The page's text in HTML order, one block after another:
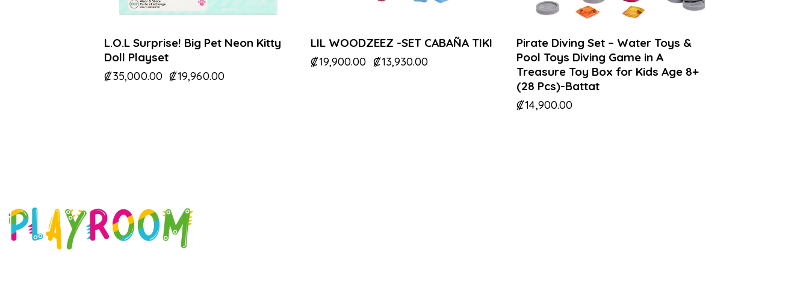
L.O.L Surprise! Big Pet Neon Kitty
Doll Playset
₡35,000.00 ₡19,960.00
LIL WOODZEEZ -SET CABAÑA TIKI
₡19,900.00 ₡13,930.00
Pirate Diving Set – Water Toys &
Pool Toys Diving Game in A
Treasure Toy Box for Kids Age 8+
(28 Pcs)-Battat
₡14,900.00